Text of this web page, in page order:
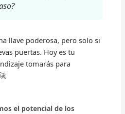
llave poderosa, pero solo si
puertas. Hoy es tu
tomarás para
el potencial de los